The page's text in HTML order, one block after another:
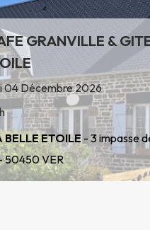
GRANVILLE &
04 Décembre 2026
BELLE ETOILE - 3 impasse
50450VER